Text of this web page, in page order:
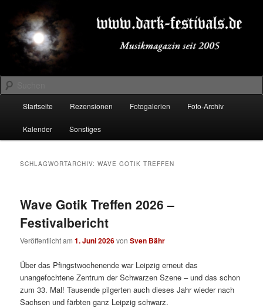
primären
Inhalt
springen
sekundären
Inhalt
springenDARK-FESTIVALS.DE
Suchen
Startseite Rezensionen Fotogalerien Foto-Archiv
Kalender Sonstiges
SCHLAGWORTARCHIV:WAVE GOTIK TREFFEN
Wave Gotik Treffen 2026 –
Festivalbericht
Veröffentlicht am1. Juni 2026vonSven Bähr
Über das Pfingstwochenende war Leipzig erneut das
unangefochtene Zentrum der Schwarzen Szene – und das schon
zum 33. Mal! Tausende pilgerten auch dieses Jahr wieder nach
Sachsen und färbten ganz Leipzig schwarz.